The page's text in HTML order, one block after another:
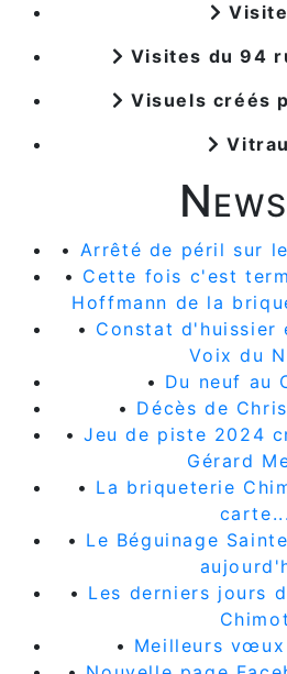
Visites du 94
Visuels créés
News
• Arrêté de péril sur
• Cette fois c'est
Hoffmann de la
• Constat d'huissier
Voix du
• Du neuf au
• Décès de
•Jeu de piste 2024
Gérard
• La briqueterie
carte...
• Le Béguinage
• Les derniers jours
Chimot
• Meilleurs